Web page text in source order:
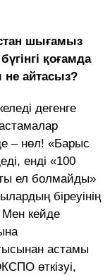
шығамыз
қоғамда
не айтасыз?
дегенге
– нөл! «Барыс
енді «100
ел болмайды»
біреуінің
Мен кейде
астамы
өткізуі,